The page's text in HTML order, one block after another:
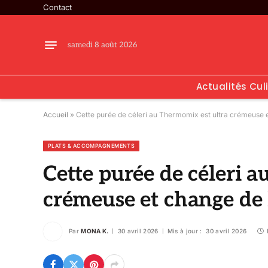
Contact
samedi 8 août 2026
Actualités
Accueil » Cette purée de céleri au Thermomix est ultra crémeuse
PLATS & ACCOMPAGNEMENTS
Cette purée de céleri
crémeuse et change
Par MONA K. 30 avril 2026 Mis à jour : 30 avril 2026